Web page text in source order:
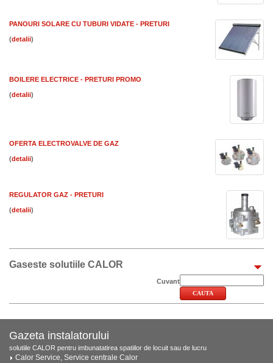
PANOURI SOLARE CU TUBURI VIDATE - PRETURI
( )
BOILERE ELECTRICE - PRETURI PROMO
( )
OFERTA ELECTROVALVE DE GAZ
( )
REGULATOR GAZ - PRETURI
( )
Gaseste solutiile CALOR
Cuvant
Gazeta instalatorului
solutiile CALOR pentru imbunatatirea spatiilor de locuit sau de lucru
Calor Service, Service centrale Calor